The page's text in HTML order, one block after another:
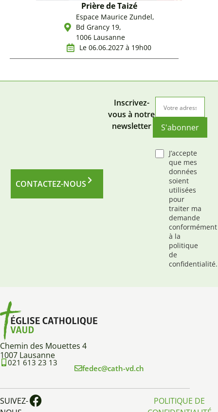
Prière de Taizé
Espace Maurice Zundel,
Bd Grancy 19,
1006 Lausanne
Le 06.06.2027 à 19h00
CONTACTEZ-NOUS
Inscrivez-
vous à notre
newsletter
S'abonner
J’accepte
que mes
données
soient
utilisées
pour
traiter ma
demande
conformément
à la
politique
de
confidentialité.
Chemin des Mouettes 4
1007 Lausanne
021 613 23 13
fedec@cath-vd.ch
SUIVEZ-
POLITIQUE DE